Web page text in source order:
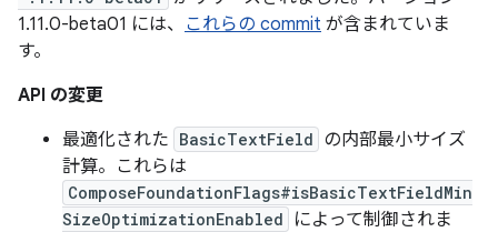
1.11.0-beta01 には、 これらの commit が含まれていま
す。
API の変更
最適化された BasicTextField の内部最小サイズ
計算。これらは
ComposeFoundationFlags#isBasicTextFieldMin
SizeOptimizationEnabled
によって制御されま